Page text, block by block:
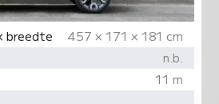
breedte
457 × 171 × 181 cm
n.b.
11 m